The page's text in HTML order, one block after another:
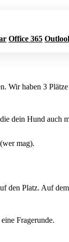
Office 365
Wir haben 3
dein Hund auch
mag).
Platz. Auf
Fragerunde.